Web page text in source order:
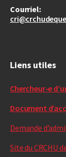
Courriel:
Liens utiles
Chercheur-e
Document
Demande
Site du CRCHU